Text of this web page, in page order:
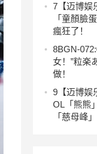
7 【迈博
「童顏臉
瘋狂了！
8BGN-
女！”粒楽
做！
9 【迈博
OL「熊熊
「慈母峰」